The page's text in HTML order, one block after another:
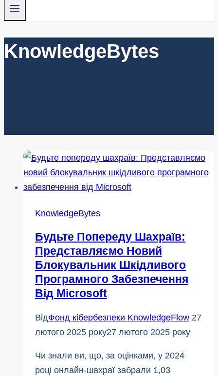
KnowledgeBytes
KnowledgeBytes
Будьте Попереду Шахраїв:
Представляємо Новий
Блокувальник Шкідливого
Програмного Забезпечення
Від Microsoft
ВідФонд кібербезпеки KnowledgeFlow 27
лютого 2025 року27 лютого 2025 року
Чи знали ви, що, за оцінками, у 2024
році онлайн-шахраї забрали 1,03